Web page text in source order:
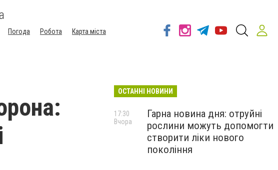
Погода Робота
Карта міста
ОСТАННІ НОВИНИ
Гарна новина дня: отруйні
рослини можуть допомогти
створити ліки нового
покоління
17:30
Вчора